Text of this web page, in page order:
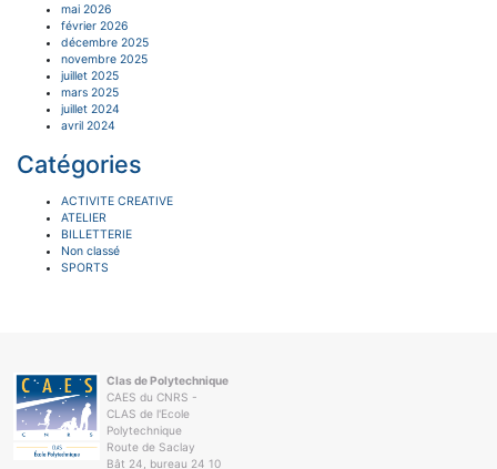
mai 2026
février 2026
décembre 2025
novembre 2025
juillet 2025
mars 2025
juillet 2024
avril 2024
Catégories
ACTIVITE CREATIVE
ATELIER
BILLETTERIE
Non classé
SPORTS
Clas de Polytechnique
CAES du CNRS -
CLAS de l'Ecole
Polytechnique
Route de Saclay
Bât 24, bureau 24 10